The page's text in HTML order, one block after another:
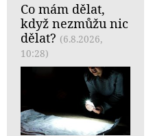
Co mám dělat,
když nezmůžu nic
dělat? (6.8.2026,
10:28)